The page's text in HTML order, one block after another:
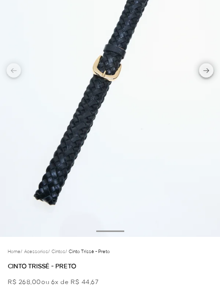
Home/ Acessorios/ Cintos/ Cinto Trissê - Preto
CINTO TRISSÊ - PRETO
R$ 268,00ou 6x de R$ 44,67